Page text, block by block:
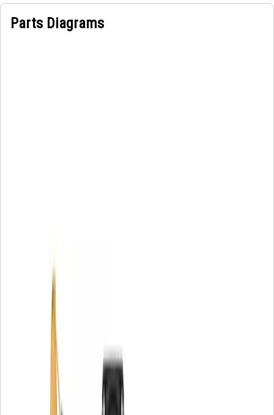
Parts Diagrams